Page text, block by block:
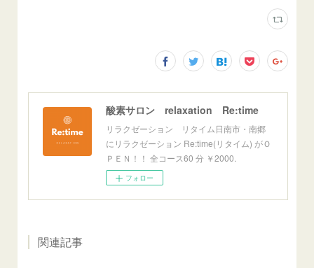
酸素サロン relaxation Re:time
リラクゼーション リタイム日南市・南郷
にリラクゼーション Re:time(リタイム) がＯ
ＰＥＮ！！ 全コース60 分 ￥2000.
フォロー
関連記事